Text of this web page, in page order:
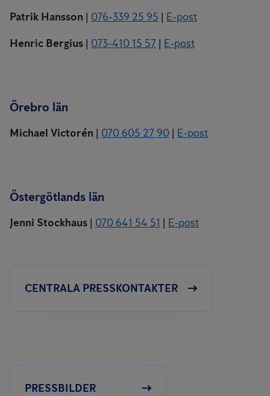
Patrik Hansson | 076-339 25 95 | E-post
Henric Bergius | 073-410 15 57 | E-post
Örebro län
Michael Victorén | 070 605 27 90 | E-post
Östergötlands län
Jenni Stockhaus | 070 641 54 51 | E-post
CENTRALA PRESSKONTAKTER
PRESSBILDER